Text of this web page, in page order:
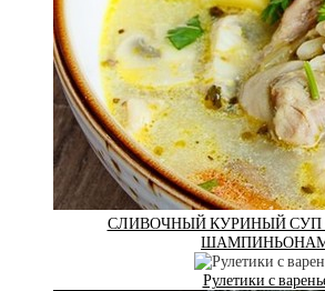
СЛИВОЧНЫЙ КУРИНЫЙ СУП
Рулетики с